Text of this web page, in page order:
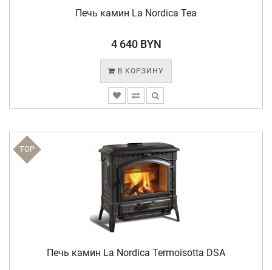
Печь камин La Nordica Tea
4 640 BYN
В КОРЗИНУ
TOP
Печь камин La Nordica Termoisotta DSA